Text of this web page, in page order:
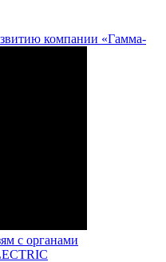
компании «Гамма-
с органами